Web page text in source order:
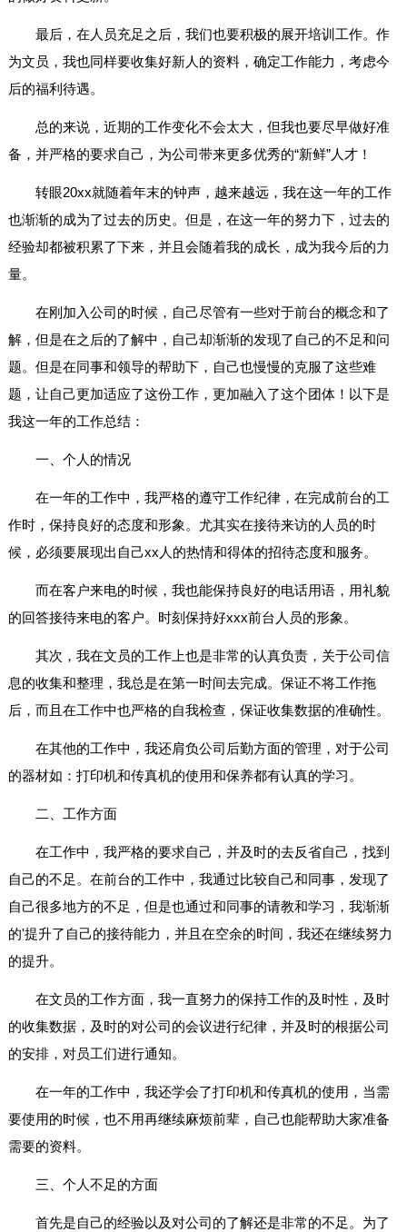
最后，在人员充足之后，我们也要积极的展开培训工作。作
为文员，我也同样要收集好新人的资料，确定工作能力，考虑今
后的福利待遇。
总的来说，近期的工作变化不会太大，但我也要尽早做好准
备，并严格的要求自己，为公司带来更多优秀的“新鲜”人才！
转眼20xx就随着年末的钟声，越来越远，我在这一年的工作
也渐渐的成为了过去的历史。但是，在这一年的努力下，过去的
经验却都被积累了下来，并且会随着我的成长，成为我今后的力
量。
在刚加入公司的时候，自己尽管有一些对于前台的概念和了
解，但是在之后的了解中，自己却渐渐的发现了自己的不足和问
题。但是在同事和领导的帮助下，自己也慢慢的克服了这些难
题，让自己更加适应了这份工作，更加融入了这个团体！以下是
我这一年的工作总结：
一、个人的情况
在一年的工作中，我严格的遵守工作纪律，在完成前台的工
作时，保持良好的态度和形象。尤其实在接待来访的人员的时
候，必须要展现出自己xx人的热情和得体的招待态度和服务。
而在客户来电的时候，我也能保持良好的电话用语，用礼貌
的回答接待来电的客户。时刻保持好xxx前台人员的形象。
其次，我在文员的工作上也是非常的认真负责，关于公司信
息的收集和整理，我总是在第一时间去完成。保证不将工作拖
后，而且在工作中也严格的自我检查，保证收集数据的准确性。
在其他的工作中，我还肩负公司后勤方面的管理，对于公司
的器材如：打印机和传真机的使用和保养都有认真的学习。
二、工作方面
在工作中，我严格的要求自己，并及时的去反省自己，找到
自己的不足。在前台的工作中，我通过比较自己和同事，发现了
自己很多地方的不足，但是也通过和同事的请教和学习，我渐渐
的'提升了自己的接待能力，并且在空余的时间，我还在继续努力
的提升。
在文员的工作方面，我一直努力的保持工作的及时性，及时
的收集数据，及时的对公司的会议进行纪律，并及时的根据公司
的安排，对员工们进行通知。
在一年的工作中，我还学会了打印机和传真机的使用，当需
要使用的时候，也不用再继续麻烦前辈，自己也能帮助大家准备
需要的资料。
三、个人不足的方面
首先是自己的经验以及对公司的了解还是非常的不足。为了